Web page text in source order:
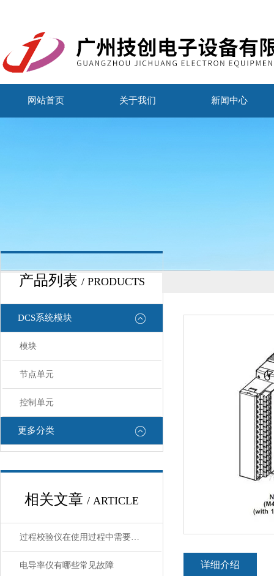
网站首页 关于我们 新闻中心
产品列表 / PRODUCTS
DCS系统模块
模块
节点单元
控制单元
更多分类
相关文章 / ARTICLE
过程校验仪在使用过程中需要注意哪些安全问题
电导率仪有哪些常见故障 详细介绍